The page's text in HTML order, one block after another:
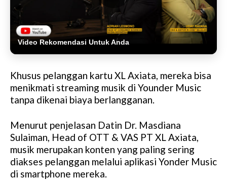
Video Rekomendasi Untuk Anda
Khusus pelanggan kartu XL Axiata, mereka bisa
menikmati streaming musik di Younder Music
tanpa dikenai biaya berlangganan.
Menurut penjelasan Datin Dr. Masdiana
Sulaiman, Head of OTT & VAS PT XL Axiata,
musik merupakan konten yang paling sering
diakses pelanggan melalui aplikasi Yonder Music
di smartphone mereka.